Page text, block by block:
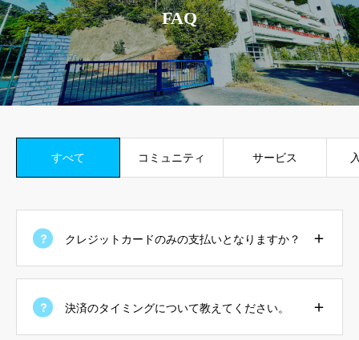
FAQ
すべて コミュニティ サービス
クレジットカードのみの支払いとなりますか？
決済のタイミングについて教えてください。
お問い合わせ
リンク
はじめての方へ
サロンご入会ページ
お問い合わせ